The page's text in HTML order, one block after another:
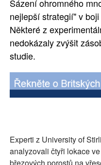
SOCIÁLNÍ SÍTĚ
RUBRIKY
PLNÁ VERZE STRÁNEK
Sázení ohromného
nejlepší strategií" v
Některé z
nedokázaly zvýšit
studie.
Experti z University of
analyzovali čtyři lokace